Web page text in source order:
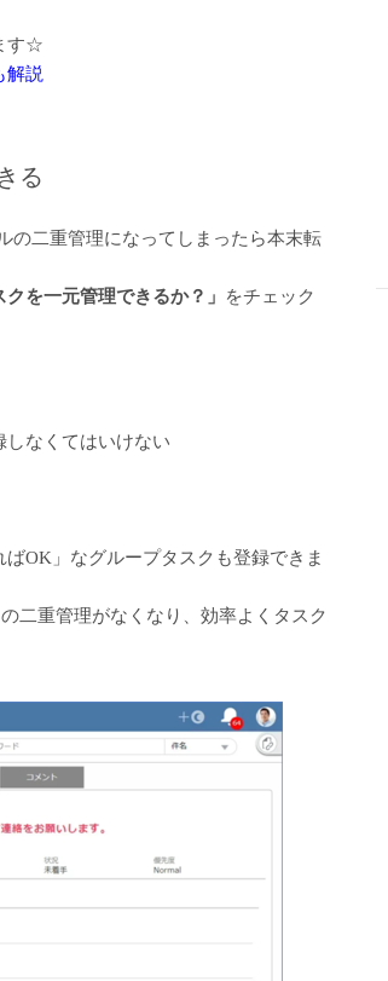
す☆
解説
る
の二重管理になってしまったら本末転
を一元管理できるか？」
をチェック
しなくてはいけない
OK」なグループタスクも登録できま
二重管理がなくなり、効率よくタスク